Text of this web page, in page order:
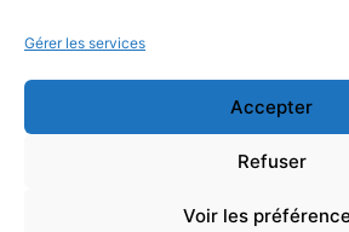
Gérer les services
Accepter
Refuser
Voir les
Conditions générales de vente